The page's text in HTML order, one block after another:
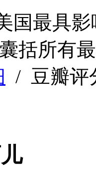
国最具
括所有
/ 豆瓣